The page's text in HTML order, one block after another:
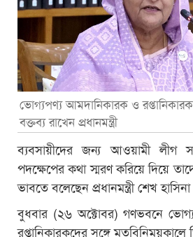
ভোগ্যপণ্য আমদানিকারক ও
বক্তব্য রাখেন প্রধানমন্ত্রী
ব্যবসায়ীদের জন্য আওয়ামী লীগ
পদক্ষেপের কথা স্মরণ করিয়ে দিয়ে
ভাবতে বলেছেন প্রধানমন্ত্রী শেখ
বুধবার (২৬ অক্টোবর) গণভবনে
রপ্তানিকারকদের সঙ্গে